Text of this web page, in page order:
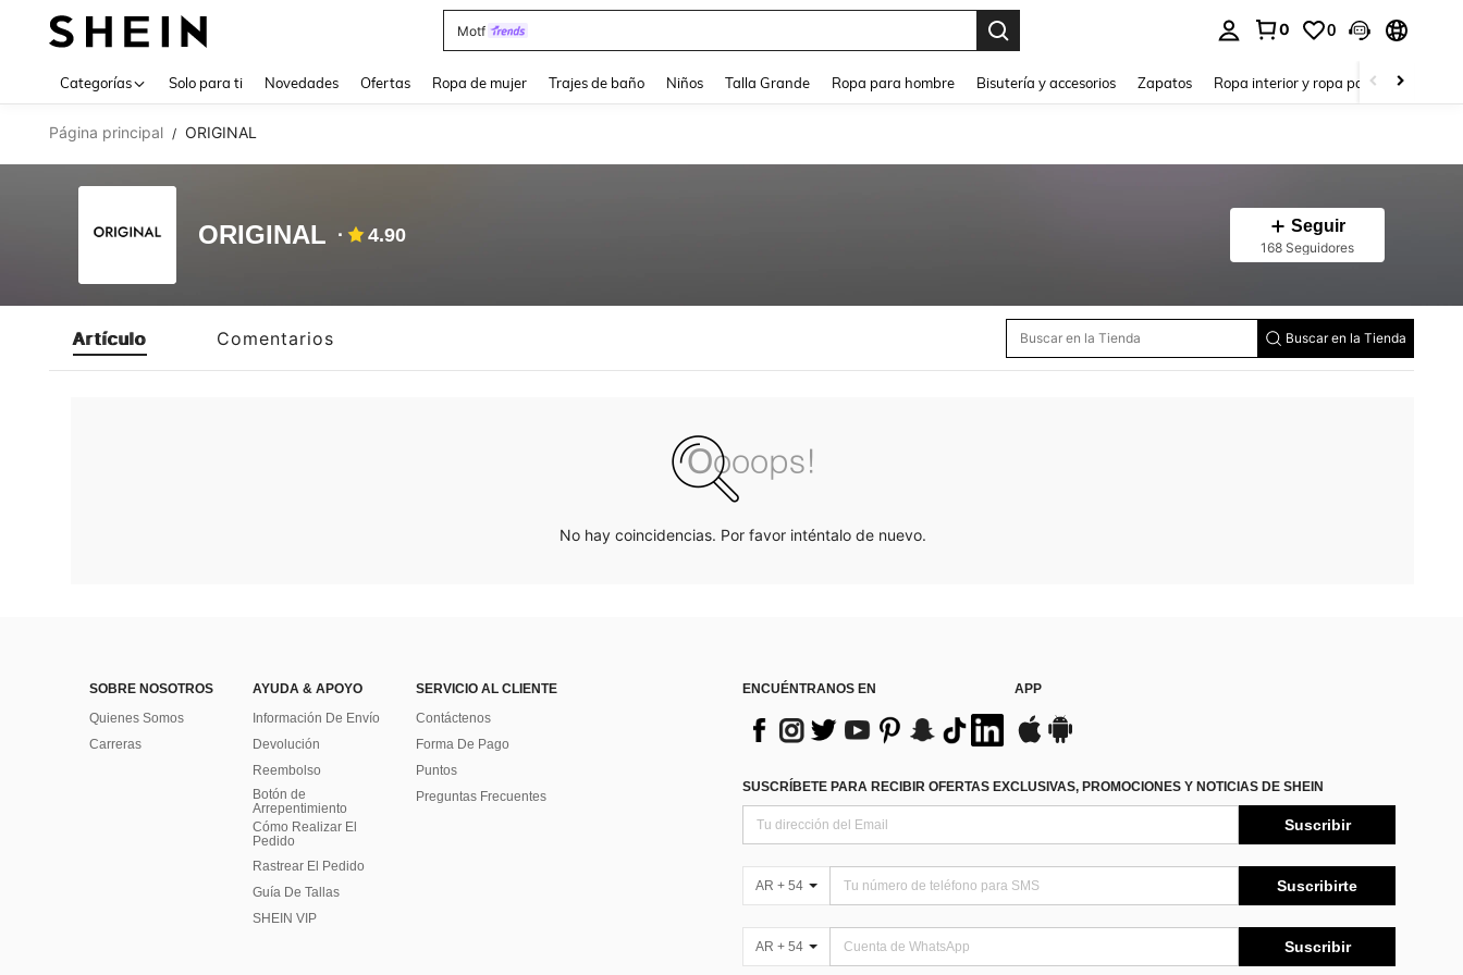
Motf
0 0
Categorías Solo para ti Novedades Ofertas Ropa de mujer Trajes de baño Niños Talla Grande Ropa para hombre Bisutería y accesorios Zapatos Ropa interior y ropa para dormir
Página principal / ORIGINAL
ORIGINAL 4.90 Seguir
168 Seguidores
Artículo Comentarios Buscar en la Tienda
No hay coincidencias. Por favor inténtalo de nuevo.
SOBRE NOSOTROS
Quienes Somos
Carreras
AYUDA & APOYO
Información De Envío
Devolución
Reembolso
Botón de
Arrepentimiento
Cómo Realizar El
Pedido
Rastrear El Pedido
Guía De Tallas
SHEIN VIP
SERVICIO AL CLIENTE
Contáctenos
Forma De Pago
Puntos
Preguntas Frecuentes
ENCUÉNTRANOS EN APP
SUSCRÍBETE PARA RECIBIR OFERTAS EXCLUSIVAS, PROMOCIONES Y NOTICIAS DE SHEIN
Suscribir
AR + 54 Suscribirte
AR + 54 Suscribir